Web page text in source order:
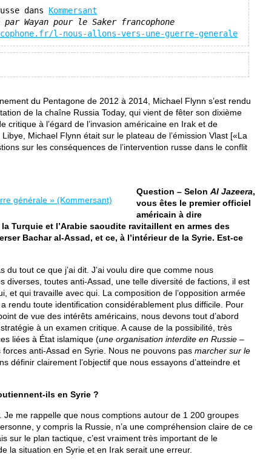
dans Kommersant
Wayan pour le Saker francophone
l-nous-allons-vers-une-guerre-generale
du Pentagone de 2012 à 2014, Michael Flynn s’est rendu
de la chaîne Russia Today, qui vient de fêter son dixième
critique à l’égard de l’invasion américaine en Irak et de
Michael Flynn était sur le plateau de l’émission Vlast [«La
sur les conséquences de l’intervention russe dans le conflit
Question – Selon Al Jazeera,
vous êtes le premier officiel
américain à dire
Turquie et l’Arabie saoudite ravitaillent en armes des
Bachar al-Assad, et ce, à l’intérieur de la Syrie. Est-ce
du tout ce que j’ai dit. J’ai voulu dire que comme nous
diverses, toutes anti-Assad, une telle diversité de factions, il est
et qui travaille avec qui. La composition de l’opposition armée
rendu toute identification considérablement plus difficile. Pour
de vue des intérêts américains, nous devons tout d’abord
à un examen critique. A cause de la possibilité, très
liées à État islamique (une organisation interdite en Russie –
anti-Assad en Syrie. Nous ne pouvons pas marcher sur le
définir clairement l’objectif que nous essayons d’atteindre et
ils en Syrie ?
me rappelle que nous comptions autour de 1 200 groupes
y compris la Russie, n’a une compréhension claire de ce
sur le plan tactique, c’est vraiment très important de le
la situation en Syrie et en Irak serait une erreur.